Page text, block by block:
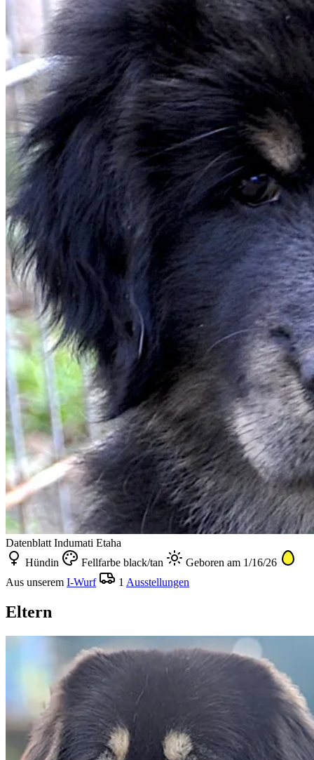
Datenblatt Indumati Etaha
Hündin
Fellfarbe black/tan
Geboren am 1/16/26
Aus unserem I-Wurf 1 Ausstellungen
Eltern